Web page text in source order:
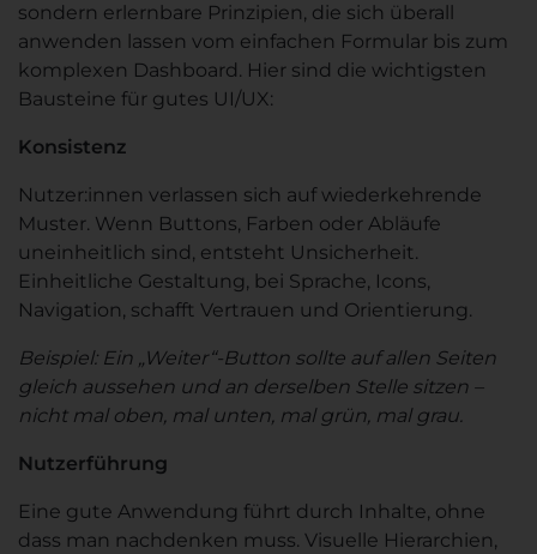
sondern erlernbare Prinzipien, die sich überall
anwenden lassen vom einfachen Formular bis zum
komplexen Dashboard. Hier sind die wichtigsten
Bausteine für gutes UI/UX:
Konsistenz
Nutzer:innen verlassen sich auf wiederkehrende
Muster. Wenn Buttons, Farben oder Abläufe
uneinheitlich sind, entsteht Unsicherheit.
Einheitliche Gestaltung, bei Sprache, Icons,
Navigation, schafft Vertrauen und Orientierung.
Beispiel: Ein „Weiter“-Button sollte auf allen Seiten
gleich aussehen und an derselben Stelle sitzen –
nicht mal oben, mal unten, mal grün, mal grau.
Nutzerführung
Eine gute Anwendung führt durch Inhalte, ohne
dass man nachdenken muss. Visuelle Hierarchien,